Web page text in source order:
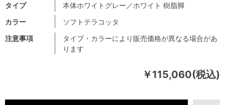
￥115,060(税込)
注意事項
タイプ・カラーにより販売価格が異なる場合があ
ります
タイプ
本体ホワイトグレー／ホワイト 樹脂脚
カラー
ソフトテラコッタ